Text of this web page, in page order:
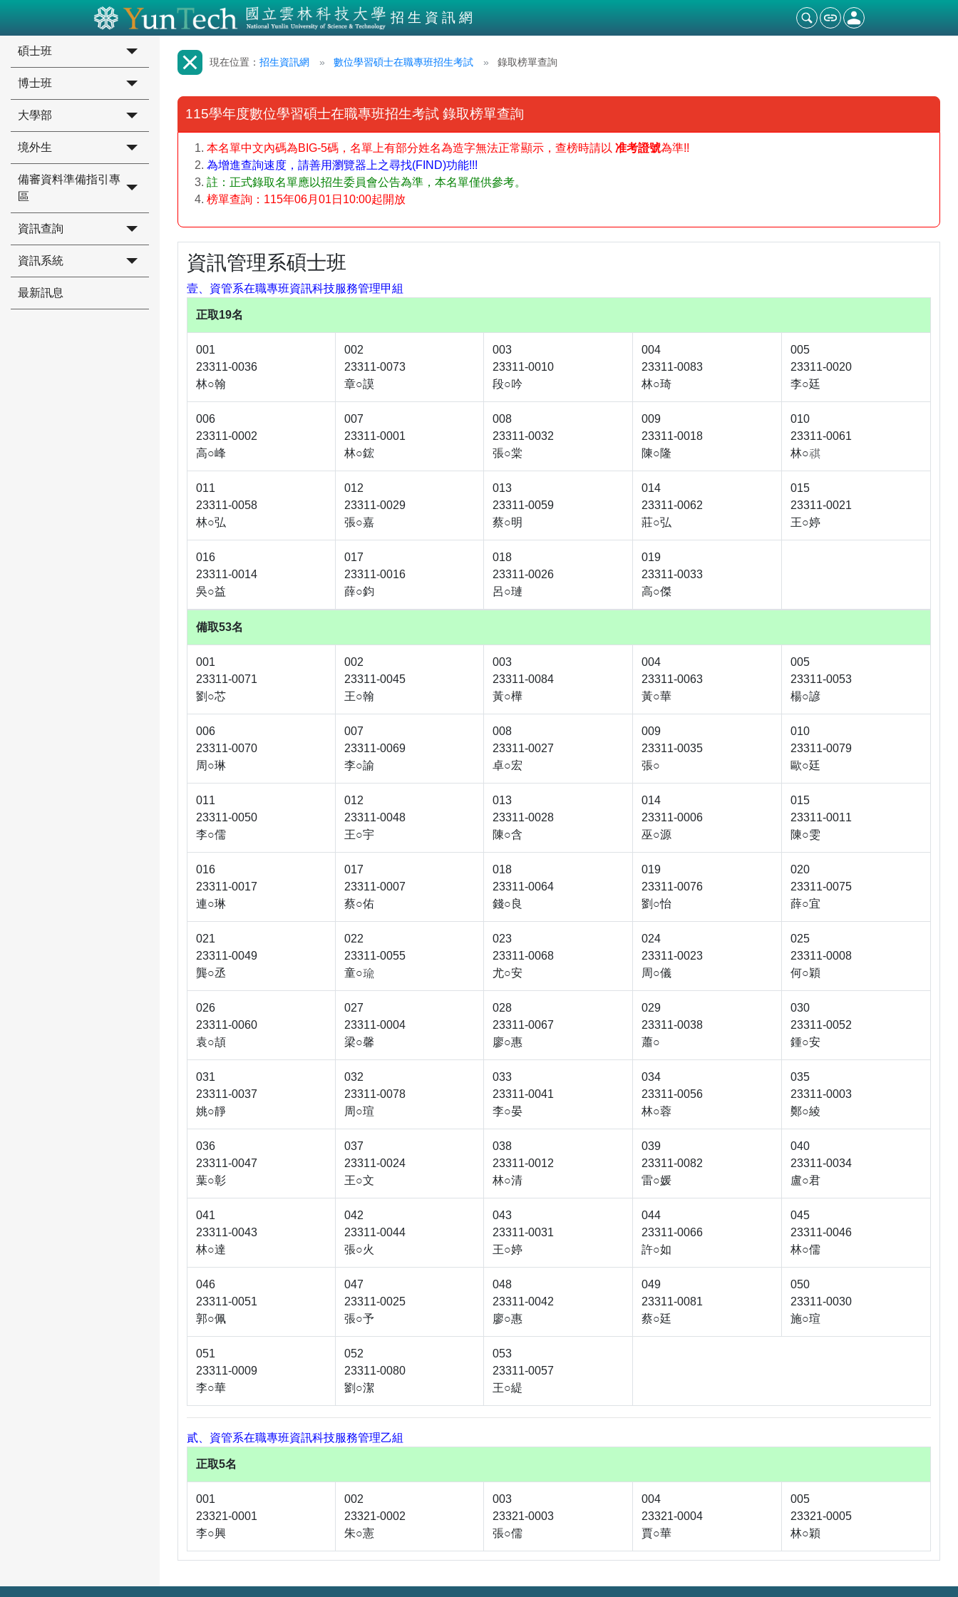
招生資訊網
碩士班
博士班
大學部
境外生
備審資料準備指引專
區
資訊查詢
資訊系統
最新訊息
現在位置： 招生資訊網 數位學習碩士在職專班招生考試 錄取榜單查詢
115學年度數位學習碩士在職專班招生考試 錄取榜單查詢
本名單中文內碼為BIG-5碼，名單上有部分姓名為造字無法正常顯示，查榜時請以 准考證號為準!!
為增進查詢速度，請善用瀏覽器上之尋找(FIND)功能!!!
註：正式錄取名單應以招生委員會公告為準，本名單僅供參考。
榜單查詢：115年06月01日10:00起開放
資訊管理系碩士班
壹、資管系在職專班資訊科技服務管理甲組
正取19名
001
23311-0036
林○翰
002
23311-0073
章○謨
003
23311-0010
段○吟
004
23311-0083
林○琦
005
23311-0020
李○廷
006
23311-0002
高○峰
007
23311-0001
林○鋐
008
23311-0032
張○棠
009
23311-0018
陳○隆
010
23311-0061
林○
011
23311-0058
林○弘
012
23311-0029
張○嘉
013
23311-0059
蔡○明
014
23311-0062
莊○弘
015
23311-0021
王○婷
016
23311-0014
吳○益
017
23311-0016
薛○鈞
018
23311-0026
呂○璉
019
23311-0033
高○傑
備取53名
001
23311-0071
劉○芯
002
23311-0045
王○翰
003
23311-0084
黃○樺
004
23311-0063
黃○華
005
23311-0053
楊○諺
006
23311-0070
周○琳
007
23311-0069
李○諭
008
23311-0027
卓○宏
009
23311-0035
張○
010
23311-0079
歐○廷
011
23311-0050
李○儒
012
23311-0048
王○宇
013
23311-0028
陳○含
014
23311-0006
巫○源
015
23311-0011
陳○雯
016
23311-0017
連○琳
017
23311-0007
蔡○佑
018
23311-0064
錢○良
019
23311-0076
劉○怡
020
23311-0075
薛○宜
021
23311-0049
龔○丞
022
23311-0055
童○
023
23311-0068
尤○安
024
23311-0023
周○儀
025
23311-0008
何○穎
026
23311-0060
袁○頡
027
23311-0004
梁○馨
028
23311-0067
廖○惠
029
23311-0038
蕭○
030
23311-0052
鍾○安
031
23311-0037
姚○靜
032
23311-0078
周○瑄
033
23311-0041
李○晏
034
23311-0056
林○蓉
035
23311-0003
鄭○綾
036
23311-0047
葉○彰
037
23311-0024
王○文
038
23311-0012
林○清
039
23311-0082
雷○媛
040
23311-0034
盧○君
041
23311-0043
林○達
042
23311-0044
張○火
043
23311-0031
王○婷
044
23311-0066
許○如
045
23311-0046
林○儒
046
23311-0051
郭○佩
047
23311-0025
張○予
048
23311-0042
廖○惠
049
23311-0081
蔡○廷
050
23311-0030
施○瑄
051
23311-0009
李○華
052
23311-0080
劉○潔
053
23311-0057
王○緹
貳、資管系在職專班資訊科技服務管理乙組
正取5名
001
23321-0001
李○興
002
23321-0002
朱○憲
003
23321-0003
張○儒
004
23321-0004
賈○華
005
23321-0005
林○穎